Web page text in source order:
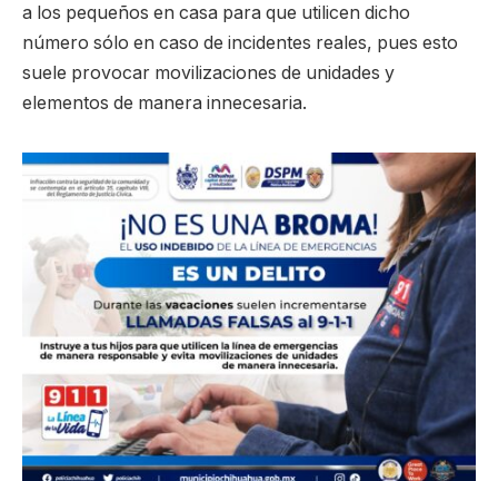
a los pequeños en casa para que utilicen dicho
número sólo en caso de incidentes reales, pues esto
suele provocar movilizaciones de unidades y
elementos de manera innecesaria.